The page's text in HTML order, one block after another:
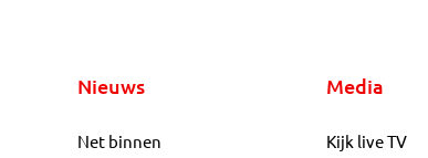
Nieuws
Net binnen
Media
Kijk live TV